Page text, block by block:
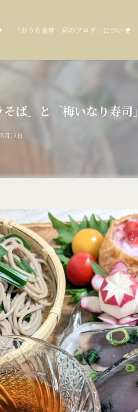
「おうち食堂 彩のブログ」について
ば」と「梅いなり寿司」
月19日